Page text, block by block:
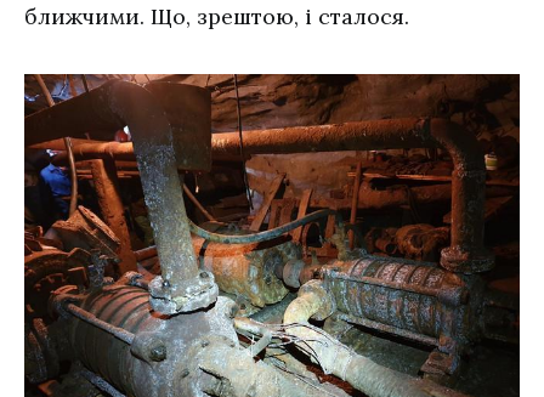
ближчими. Що, зрештою, і сталося.